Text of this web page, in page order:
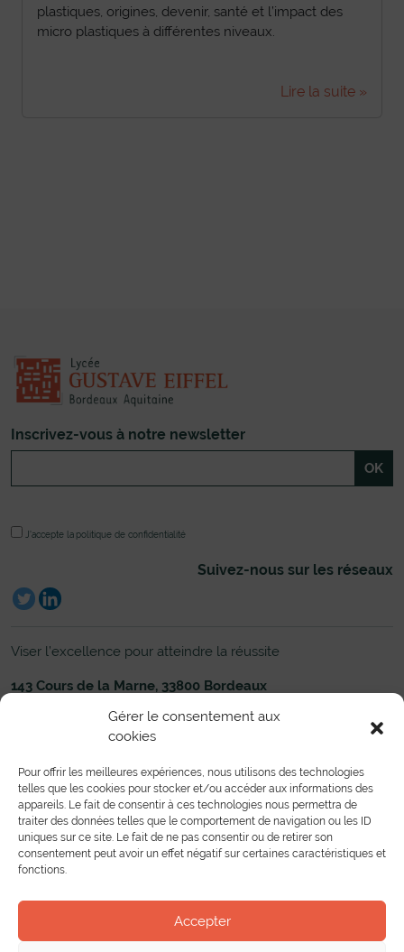
Gérer le consentement aux
cookies
Pour offrir les meilleures expériences, nous utilisons des technologies
telles que les cookies pour stocker et/ou accéder aux informations des
appareils. Le fait de consentir à ces technologies nous permettra de
traiter des données telles que le comportement de navigation ou les ID
uniques sur ce site. Le fait de ne pas consentir ou de retirer son
consentement peut avoir un effet négatif sur certaines caractéristiques et
fonctions.
Accepter
plastiques, origines, devenir, santé et l’impact des
micro plastiques à différentes niveaux.
Lire la suite »
Inscrivez-vous à notre newsletter
J'accepte la politique de confidentialité
Suivez-nous sur les réseaux
Viser l’excellence pour atteindre la réussite
143 Cours de la Marne, 33800 Bordeaux
Établissement
Liens utiles
Nous contacter
Formations Pré-bac
Formations Post-bac
Toutes les formations en alternance
Partenariat
Mobilité européenne
Bourse de l’emploi
Entreprises
Vie au lycée
Le Centre de Documentation et d’Information